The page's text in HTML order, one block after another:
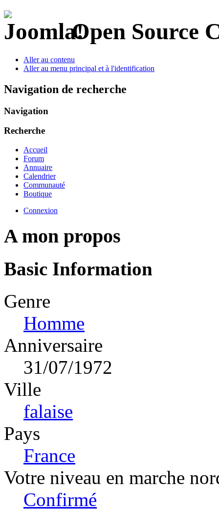
Open Source
Aller au contenu
Aller au menu principal et à l'identification
Navigation de recherche
Navigation
Recherche
Accueil
Forum
Annuaire
Calendrier
Communauté
Boutique
Connexion
A mon propos
Basic Information
Genre
Homme
Anniversaire
31/07/1972
Ville
falaise
Pays
France
Votre niveau en marche
Confirmé